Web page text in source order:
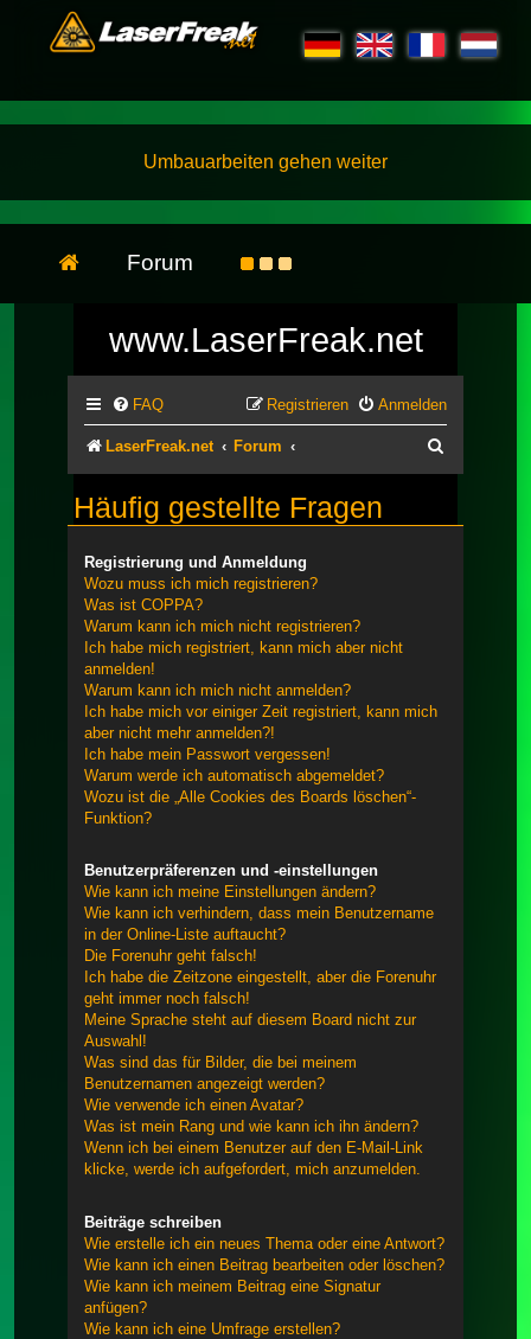
Umbauarbeiten gehen weiter
Forum
www.LaserFreak.net
FAQ Anmelden
Registrieren
LaserFreak.net Forum
Häufig gestellte Fragen
Registrierung und Anmeldung
Wozu muss ich mich registrieren?
Was ist COPPA?
Warum kann ich mich nicht registrieren?
Ich habe mich registriert, kann mich aber nicht
anmelden!
Warum kann ich mich nicht anmelden?
Ich habe mich vor einiger Zeit registriert, kann mich
aber nicht mehr anmelden?!
Ich habe mein Passwort vergessen!
Warum werde ich automatisch abgemeldet?
Wozu ist die „Alle Cookies des Boards löschen“-
Funktion?
Benutzerpräferenzen und -einstellungen
Wie kann ich meine Einstellungen ändern?
Wie kann ich verhindern, dass mein Benutzername
in der Online-Liste auftaucht?
Die Forenuhr geht falsch!
Ich habe die Zeitzone eingestellt, aber die Forenuhr
geht immer noch falsch!
Meine Sprache steht auf diesem Board nicht zur
Auswahl!
Was sind das für Bilder, die bei meinem
Benutzernamen angezeigt werden?
Wie verwende ich einen Avatar?
Was ist mein Rang und wie kann ich ihn ändern?
Wenn ich bei einem Benutzer auf den E-Mail-Link
klicke, werde ich aufgefordert, mich anzumelden.
Beiträge schreiben
Wie erstelle ich ein neues Thema oder eine Antwort?
Wie kann ich einen Beitrag bearbeiten oder löschen?
Wie kann ich meinem Beitrag eine Signatur
anfügen?
Wie kann ich eine Umfrage erstellen?